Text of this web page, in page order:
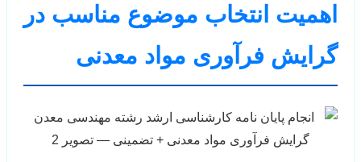
اهمیت انتخاب موضوع مناسب در
گرایش فرآوری مواد معدنی